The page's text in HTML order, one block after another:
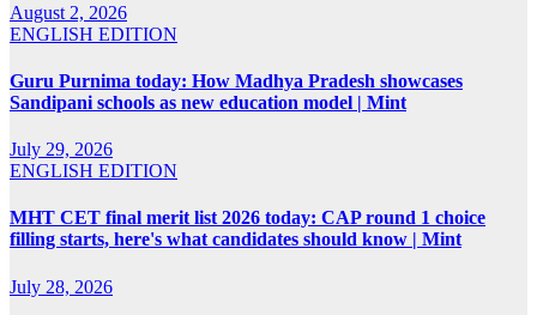
August 2, 2026
ENGLISH EDITION
Guru Purnima today: How Madhya Pradesh showcases
Sandipani schools as new education model | Mint
July 29, 2026
ENGLISH EDITION
MHT CET final merit list 2026 today: CAP round 1 choice
filling starts, here's what candidates should know | Mint
July 28, 2026